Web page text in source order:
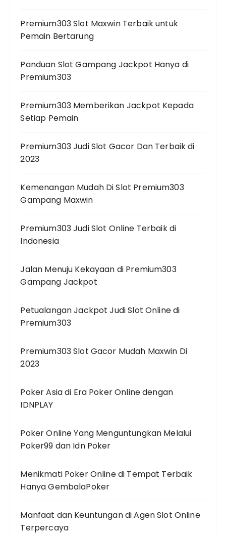
Premium303 Slot Maxwin Terbaik untuk
Pemain Bertarung
Panduan Slot Gampang Jackpot Hanya di
Premium303
Premium303 Memberikan Jackpot Kepada
Setiap Pemain
Premium303 Judi Slot Gacor Dan Terbaik di
2023
Kemenangan Mudah Di Slot Premium303
Gampang Maxwin
Premium303 Judi Slot Online Terbaik di
Indonesia
Jalan Menuju Kekayaan di Premium303
Gampang Jackpot
Petualangan Jackpot Judi Slot Online di
Premium303
Premium303 Slot Gacor Mudah Maxwin Di
2023
Poker Asia di Era Poker Online dengan
IDNPLAY
Poker Online Yang Menguntungkan Melalui
Poker99 dan Idn Poker
Menikmati Poker Online di Tempat Terbaik
Hanya GembalaPoker
Manfaat dan Keuntungan di Agen Slot Online
Terpercaya